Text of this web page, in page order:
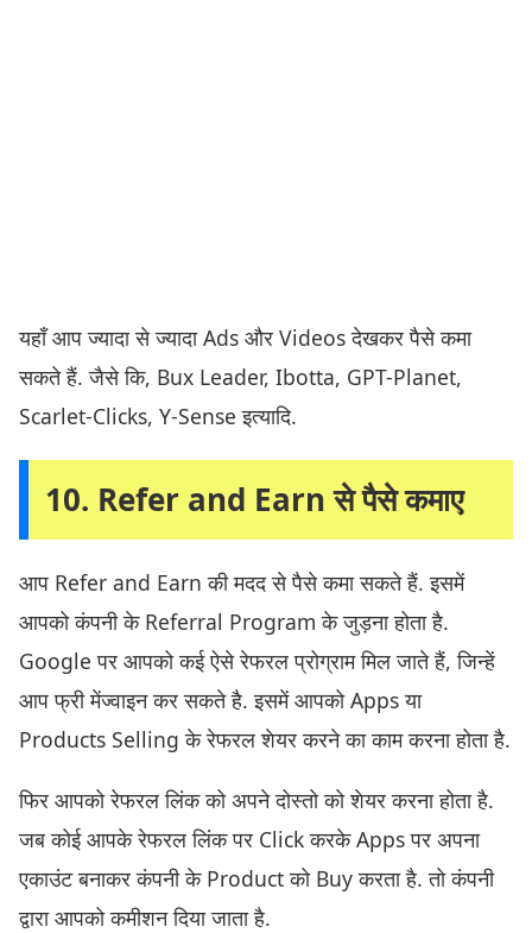
यहाँ आप ज्यादा से ज्यादा Ads और Videos देखकर पैसे कमा
सकते हैं. जैसे कि, Bux Leader, Ibotta, GPT-Planet,
Scarlet-Clicks, Y-Sense इत्यादि.
10. Refer and Earn से पैसे कमाए
आप Refer and Earn की मदद से पैसे कमा सकते हैं. इसमें
आपको कंपनी के Referral Program के जुड़ना होता है.
Google पर आपको कई ऐसे रेफरल प्रोग्राम मिल जाते हैं, जिन्हें
आप फ्री मेंज्वाइन कर सकते है. इसमें आपको Apps या
Products Selling के रेफरल शेयर करने का काम करना होता है.
फिर आपको रेफरल लिंक को अपने दोस्तो को शेयर करना होता है.
जब कोई आपके रेफरल लिंक पर Click करके Apps पर अपना
एकाउंट बनाकर कंपनी के Product को Buy करता है. तो कंपनी
द्वारा आपको कमीशन दिया जाता है.